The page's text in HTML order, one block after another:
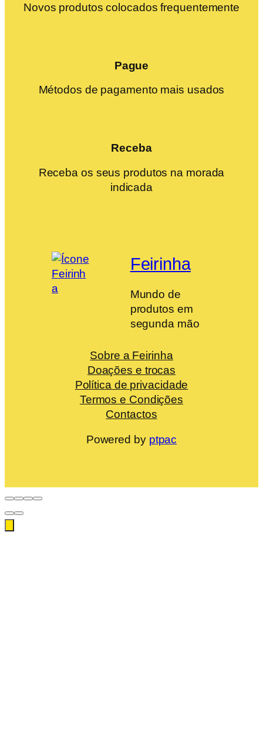
Novos produtos colocados frequentemente
Pague
Métodos de pagamento mais usados
Receba
Receba os seus produtos na morada
indicada
Feirinha
Mundo de
produtos em
segunda mão
Sobre a Feirinha
Doações e trocas
Política de privacidade
Termos e Condições
Contactos
Powered by ptpac